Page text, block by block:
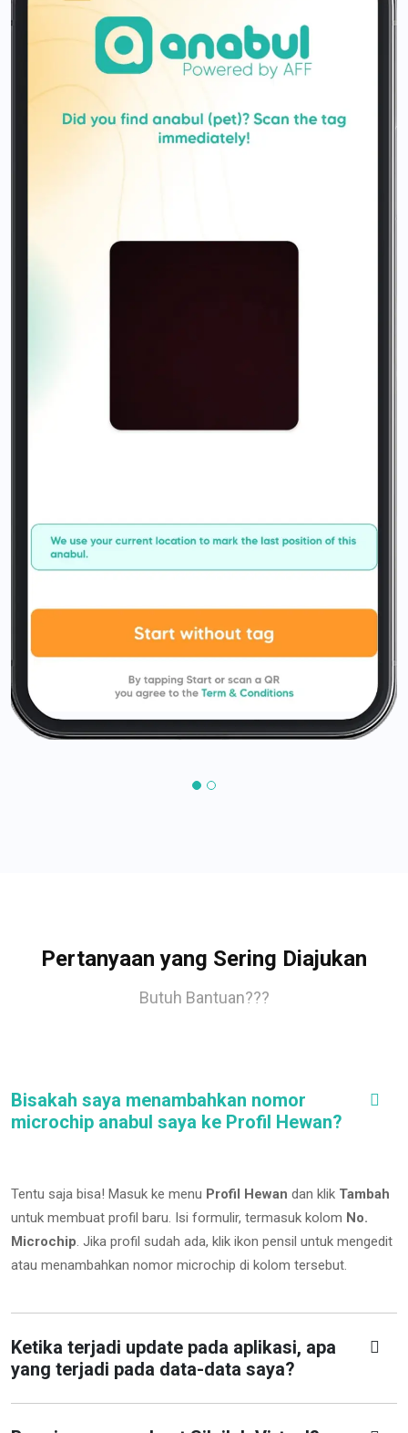
Pertanyaan yang Sering Diajukan
Butuh Bantuan???
Bisakah saya menambahkan nomor
microchip anabul saya ke Profil Hewan?
Tentu saja bisa! Masuk ke menu Profil Hewan dan klik Tambah
untuk membuat profil baru. Isi formulir, termasuk kolom No.
Microchip. Jika profil sudah ada, klik ikon pensil untuk mengedit
atau menambahkan nomor microchip di kolom tersebut.
Ketika terjadi update pada aplikasi, apa
yang terjadi pada data-data saya?